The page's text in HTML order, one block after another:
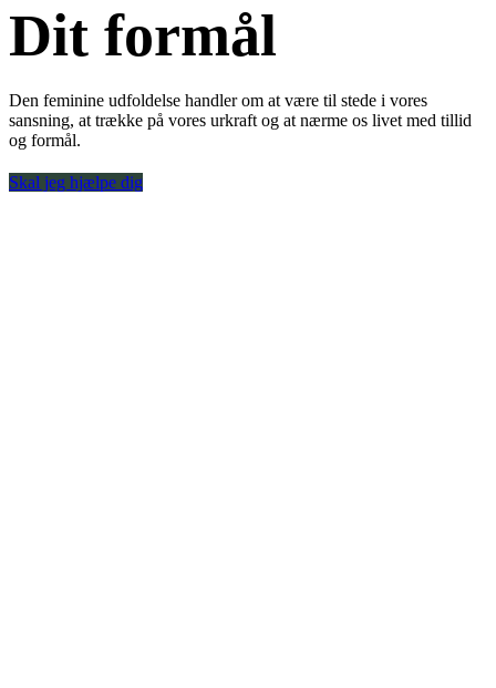
Dit formål
Den feminine udfoldelse handler om at være til stede i vores
sansning, at trække på vores urkraft og at nærme os livet med tillid
og formål.
Skal jeg hjælpe dig